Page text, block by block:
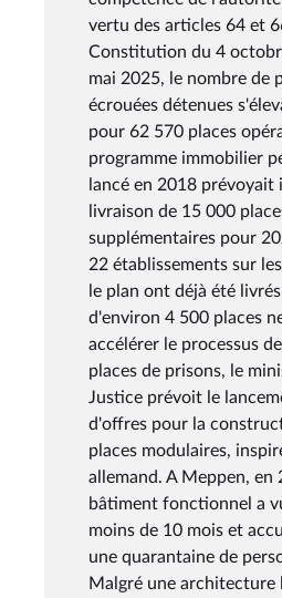
vertu des articles 64 et
Constitution du 4
mai 2025, le nombre de
écrouées détenues
pour 62 570 places
programme immobilier
lancé en 2018 prévoyait
livraison de 15 000
supplémentaires pour
22 établissements sur
le plan ont déjà été
d'environ 4 500 places
accélérer le processus
places de prisons, le
Justice prévoit le
d'offres pour la
places modulaires,
allemand. A Meppen, en
bâtiment fonctionnel a
moins de 10 mois et
une quarantaine de
Malgré une architecture